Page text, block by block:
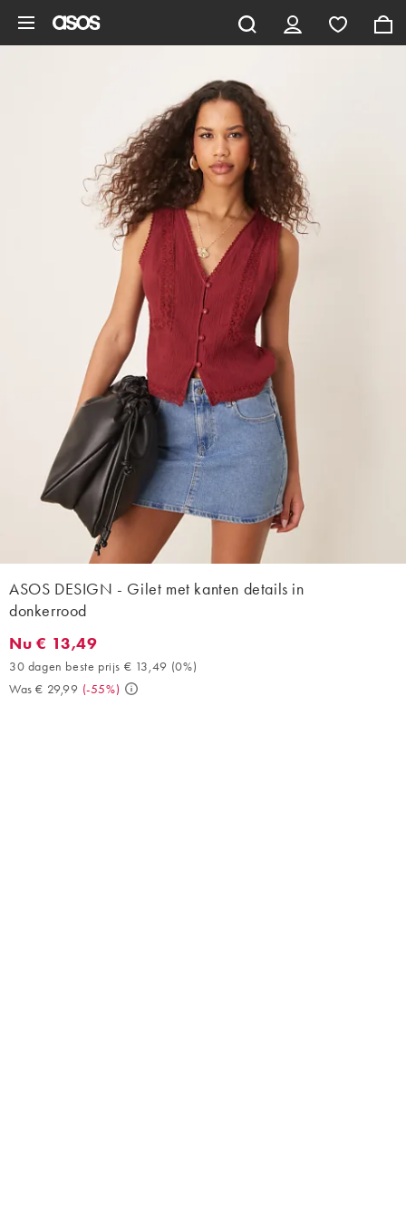
ASOS DESIGN - Gilet met kanten details in
donkerrood
Nu € 13,49. 30 dagen beste prijs € 13,49 (0%). Was € 29,99. (-
Nu € 13,49
30 dagen beste prijs € 13,49 (0%)
Was € 29,99 (-55%)